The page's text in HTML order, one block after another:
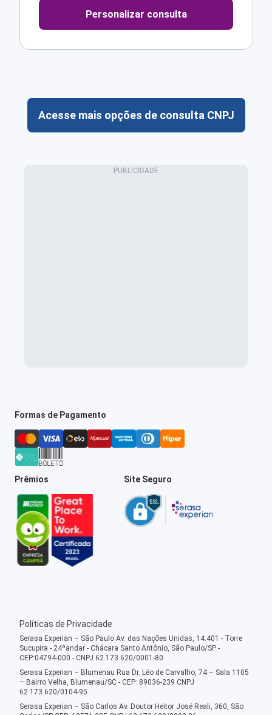
Personalizar consulta
Acesse mais opções de consulta CNPJ
Formas de Pagamento
Prêmios Site Seguro
Políticas de Privacidade
Serasa Experian – São Paulo Av. das Nações Unidas, 14.401 - Torre
Sucupira - 24ºandar - Chácara Santo Antônio, São Paulo/SP -
CEP:04794-000 - CNPJ 62.173.620/0001-80
Serasa Experian – Blumenau Rua Dr. Léo de Carvalho, 74 – Sala 1105
– Bairro Velha, Blumenau/SC - CEP: 89036-239 CNPJ
62.173.620/0104-95
Serasa Experian – São Carlos Av. Doutor Heitor José Reali, 360, São